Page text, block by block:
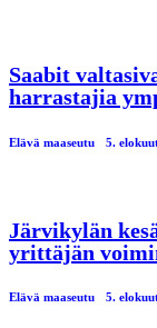
Saabit
harrastajia
Elävä maaseutu 5.
Järvikylän
yrittäjän
Elävä maaseutu 5.